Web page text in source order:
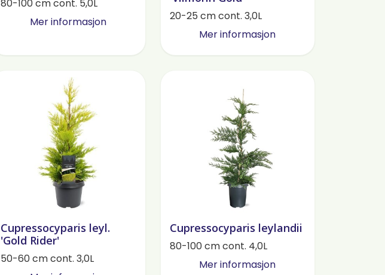
80-100 cm cont. 5,0L
Mer informasjon
20-25 cm cont. 3,0L
Mer informasjon
Cupressocyparis leyl.
'Gold Rider'
50-60 cm cont. 3,0L
Cupressocyparis leylandii
80-100 cm cont. 4,0L
Mer informasjon